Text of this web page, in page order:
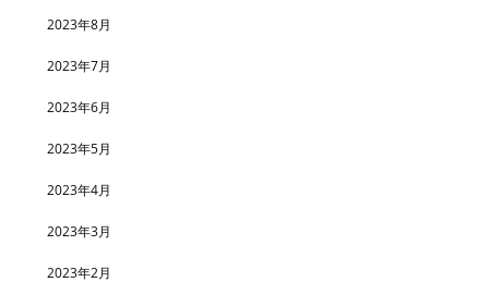
2023年8月
2023年7月
2023年6月
2023年5月
2023年4月
2023年3月
2023年2月